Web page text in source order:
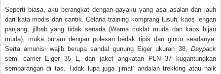
Seperti biasa, aku berangkat dengan gayaku yang asal-asalan dan jauh
dari kata modis dan cantik. Celana training komprang lusuh, kaos lengan
panjang, jilbab yang tidak senada (Warna coklat muda dan kaos hijau
muda), muka buram dengan polesan bedak tipis dan gincu seadanya.
Serta amunisi wajib berupa sandal gunung Eiger ukuran 38, Daypack
semi carrier Eiger 35 L, dan jaket angkatan PLN 37 kugantungkan
sembarangan di tas. Tidak lupa juga ‘jimat’ andalan trekking atau naik